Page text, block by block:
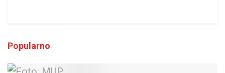
Popularno